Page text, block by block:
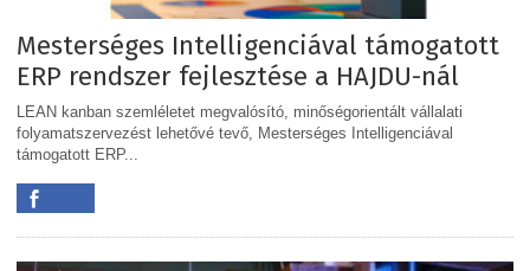
Mesterséges Intelligenciával támogatott
ERP rendszer fejlesztése a HAJDU-nál
LEAN kanban szemléletet megvalósító, minőségorientált vállalati
folyamatszervezést lehetővé tevő, Mesterséges Intelligenciával
támogatott ERP...